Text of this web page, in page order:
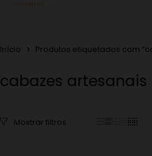
Início Produtos etiquetados com
cabazes artesanais